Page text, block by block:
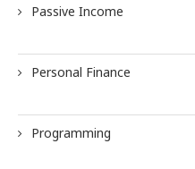
Passive Income
Personal Finance
Programming